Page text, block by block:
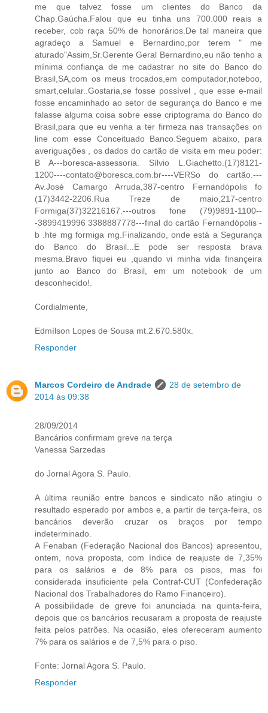
me que talvez fosse um clientes do Banco da
Chap.Gaúcha.Falou que eu tinha uns 700.000 reais a
receber, cob raça 50% de honorários.De tal maneira que
agradeço a Samuel e Bernardino,por terem " me
aturado"Assim,Sr.Gerente Geral Bernardino,eu não tenho a
mínima confiança de me cadastrar no site do Banco do
Brasil,SA,com os meus trocados,em computador,noteboo,
smart,celular..Gostaria,se fosse possível , que esse e-mail
fosse encaminhado ao setor de segurança do Banco e me
falasse alguma coisa sobre esse criptograma do Banco do
Brasil,para que eu venha a ter firmeza nas transações on
line com esse Conceituado Banco.Seguem abaixo, para
averiguações , os dados do cartão de visita em meu poder:
B A---boresca-assessoria. Sílvio L.Giachetto.(17)8121-
1200----contato@boresca.com.br----VERSo do cartão.---
Av.José Camargo Arruda,387-centro Fernandópolis fo
(17)3442-2206.Rua Treze de maio,217-centro
Formiga(37)32216167.---outros fone (79)9891-1100--
-3899419996 3388887778---final do cartão Fernandópolis -
b .hte mg formiga mg.Finalizando, onde está a Segurança
do Banco do Brasil...E pode ser resposta brava
mesma.Bravo fiquei eu ,quando vi minha vida finançeira
junto ao Banco do Brasil, em um notebook de um
desconhecido!.
Cordialmente,
Edmílson Lopes de Sousa mt.2.670.580x.
Responder
Marcos Cordeiro de Andrade
28 de setembro de
2014 às 09:38
28/09/2014
Bancários confirmam greve na terça
Vanessa Sarzedas
do Jornal Agora S. Paulo.
A última reunião entre bancos e sindicato não atingiu o
resultado esperado por ambos e, a partir de terça-feira, os
bancários deverão cruzar os braços por tempo
indeterminado.
A Fenaban (Federação Nacional dos Bancos) apresentou,
ontem, nova proposta, com índice de reajuste de 7,35%
para os salários e de 8% para os pisos, mas foi
considerada insuficiente pela Contraf-CUT (Confederação
Nacional dos Trabalhadores do Ramo Financeiro).
A possibilidade de greve foi anunciada na quinta-feira,
depois que os bancários recusaram a proposta de reajuste
feita pelos patrões. Na ocasião, eles ofereceram aumento
7% para os salários e de 7,5% para o piso.
Fonte: Jornal Agora S. Paulo.
Responder